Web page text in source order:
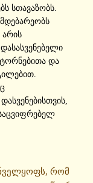
სთავაზობს.
და
რომ